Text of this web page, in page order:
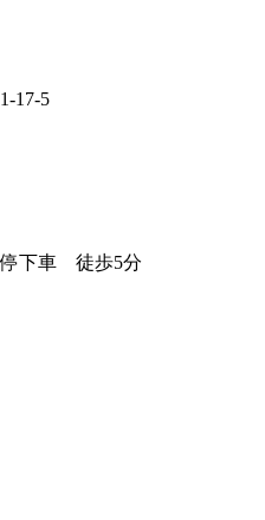
17-5
停下車 徒歩5分